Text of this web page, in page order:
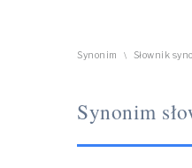
Synonim \ Słownik
Synonim